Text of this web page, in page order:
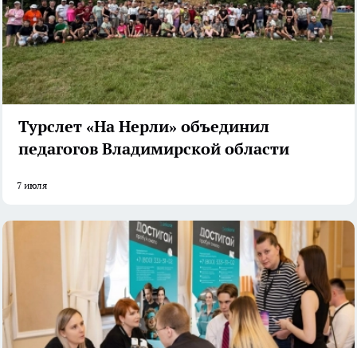
Турслет «На Нерли» объединил
педагогов Владимирской области
7 июля